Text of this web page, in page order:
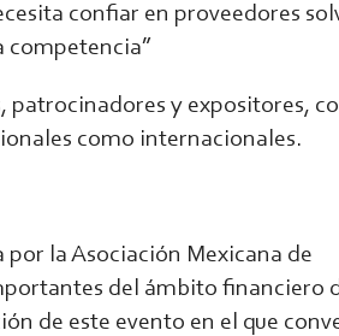
confiar en proveedores
competencia”
y expositores,
como internacionales.
por la Asociación Mexicana de
del ámbito financiero
de este evento en el que